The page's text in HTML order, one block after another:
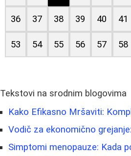
36 37 38 39 40 41
53 54 55 56 57 58
Tekstovi na srodnim blogovima
Kako Efikasno Mršaviti:
Vodič za ekonomično
Simptomi menopauze: Kada